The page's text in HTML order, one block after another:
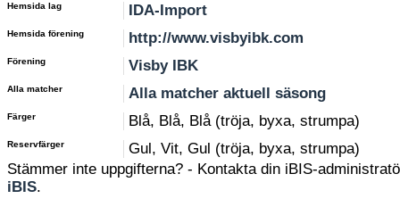
Hemsida lag IDA-Import
Hemsida förening http://www.visbyibk.com
Förening Visby IBK
Alla matcher Alla matcher aktuell säsong
Färger Blå, Blå, Blå (tröja, byxa, strumpa)
Reservfärger
Gul, Vit, Gul (tröja, byxa, strumpa)
Stämmer inte uppgifterna? - Kontakta din iBIS-
iBIS.